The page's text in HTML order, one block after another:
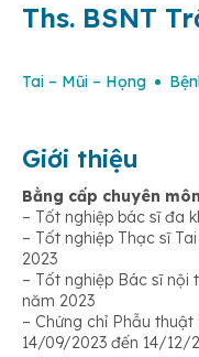
Ths. BSNT
Tai – Mũi – Họng
Giới thiệu
Bằng cấp chuyên
– Tốt nghiệp bác sĩ đa
– Tốt nghiệp Thạc sĩ
2023
– Tốt nghiệp Bác sĩ nội
năm 2023
– Chứng chỉ Phẫu
14/09/2023 đến 14/12/